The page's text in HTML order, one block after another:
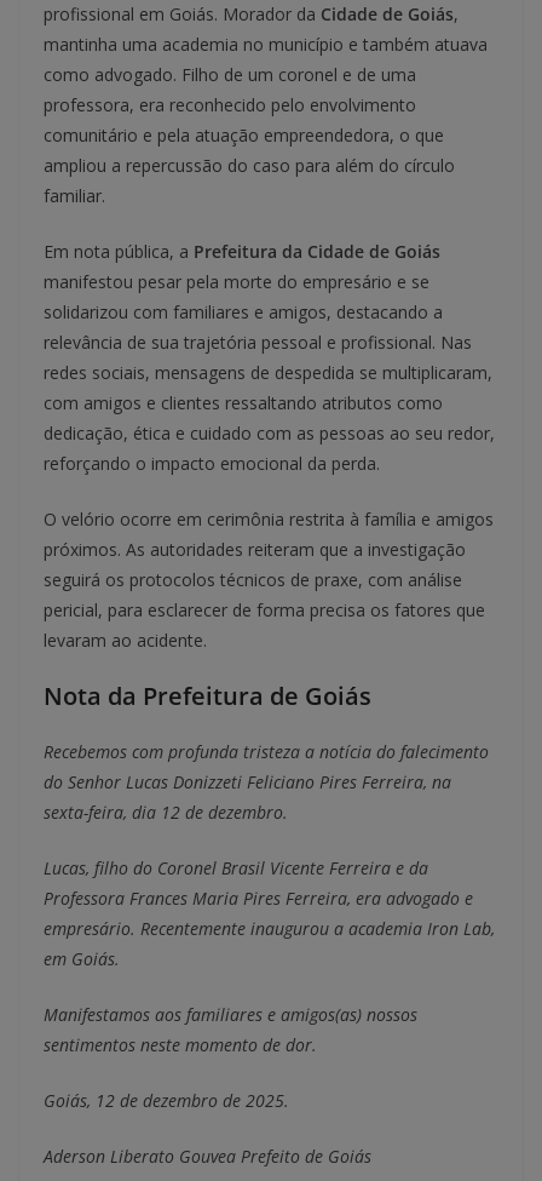
profissional em Goiás. Morador da Cidade de Goiás,
mantinha uma academia no município e também atuava
como advogado. Filho de um coronel e de uma
professora, era reconhecido pelo envolvimento
comunitário e pela atuação empreendedora, o que
ampliou a repercussão do caso para além do círculo
familiar.
Em nota pública, a Prefeitura da Cidade de Goiás
manifestou pesar pela morte do empresário e se
solidarizou com familiares e amigos, destacando a
relevância de sua trajetória pessoal e profissional. Nas
redes sociais, mensagens de despedida se multiplicaram,
com amigos e clientes ressaltando atributos como
dedicação, ética e cuidado com as pessoas ao seu redor,
reforçando o impacto emocional da perda.
O velório ocorre em cerimônia restrita à família e amigos
próximos. As autoridades reiteram que a investigação
seguirá os protocolos técnicos de praxe, com análise
pericial, para esclarecer de forma precisa os fatores que
levaram ao acidente.
Nota da Prefeitura de Goiás
Recebemos com profunda tristeza a notícia do falecimento
do Senhor Lucas Donizzeti Feliciano Pires Ferreira, na
sexta-feira, dia 12 de dezembro.
Lucas, filho do Coronel Brasil Vicente Ferreira e da
Professora Frances Maria Pires Ferreira, era advogado e
empresário. Recentemente inaugurou a academia Iron Lab,
em Goiás.
Manifestamos aos familiares e amigos(as) nossos
sentimentos neste momento de dor.
Goiás, 12 de dezembro de 2025.
Aderson Liberato Gouvea Prefeito de Goiás